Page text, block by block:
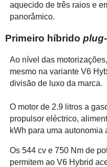
aquecido de três raios e
panorâmico.
Primeiro híbrido
Ao nível das
mesmo na variante V6
divisão de luxo da marca.
O motor de 2.9 litros a
propulsor eléctrico,
kWh para uma autonomia
Os 544 cv e 750 Nm de
permitem ao V6 Hybrid